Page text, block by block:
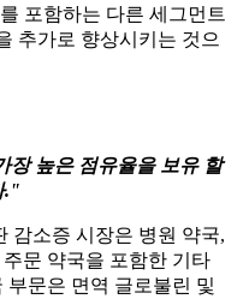
포함하는 다른 세그먼트
추가로 향상시키는 것으
장 높은 점유율을 보유 할
."
감소증 시장은 병원 약국,
문 약국을 포함한 기타
부문은 면역 글로불린 및